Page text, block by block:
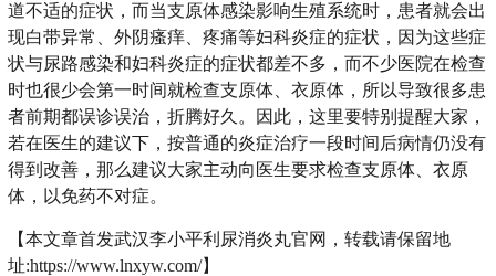
道不适的症状，而当支原体感染影响生殖系统时，患者就会出
现白带异常、外阴瘙痒、疼痛等妇科炎症的症状，因为这些症
状与尿路感染和妇科炎症的症状都差不多，而不少医院在检查
时也很少会第一时间就检查支原体、衣原体，所以导致很多患
者前期都误诊误治，折腾好久。因此，这里要特别提醒大家，
若在医生的建议下，按普通的炎症治疗一段时间后病情仍没有
得到改善，那么建议大家主动向医生要求检查支原体、衣原
体，以免药不对症。
【本文章首发武汉李小平利尿消炎丸官网，转载请保留地
址:https://www.lnxyw.com/】